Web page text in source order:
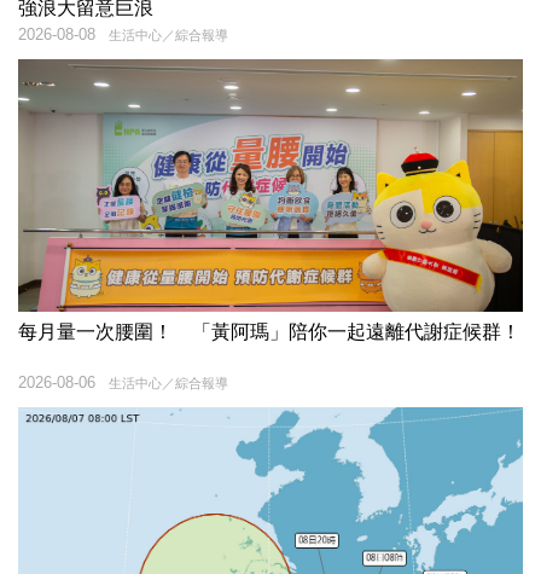
強浪大留意巨浪
生活中心／綜合報導
2026-08-08
每月量一次腰圍！ 「黃阿瑪」陪你一起遠離代謝症候群！
生活中心／綜合報導
2026-08-06